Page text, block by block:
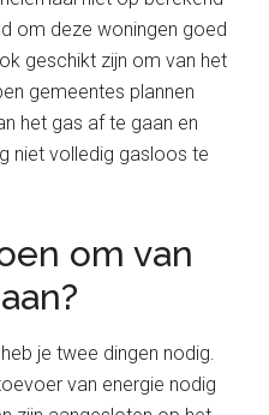
om deze woningen goed
geschikt zijn om van het
gemeentes plannen
het gas af te gaan en
niet volledig gasloos te
om van
je twee dingen nodig.
van energie nodig